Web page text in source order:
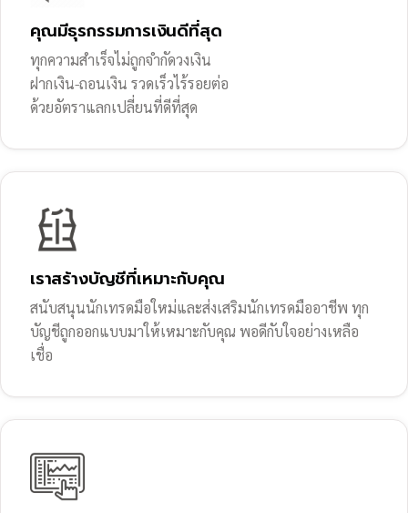
คุณมีธุรกรรมการเงินดีที่สุด
ทุกความสำเร็จไม่ถูกจำกัดวงเงิน
ฝากเงิน-ถอนเงิน รวดเร็วไร้รอยต่อ
ด้วยอัตราแลกเปลี่ยนที่ดีที่สุด
เราสร้างบัญชีที่เหมาะกับคุณ
สนับสนุนนักเทรดมือใหม่และส่งเสริมนักเทรดมืออาชีพ ทุก
บัญชีถูกออกแบบมาให้เหมาะกับคุณ พอดีกับใจอย่างเหลือ
เชื่อ